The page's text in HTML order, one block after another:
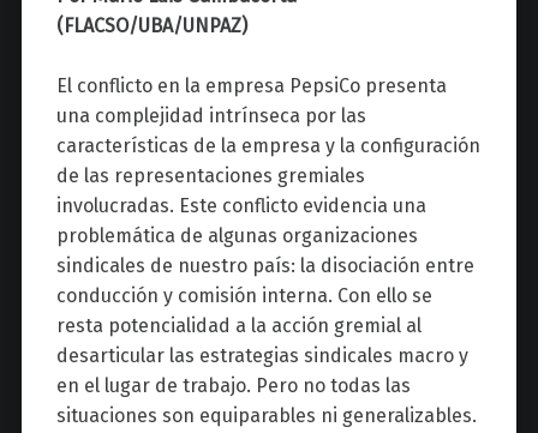
z
(FLACSO/UBA/UNPAZ)
El conflicto en la empresa PepsiCo presenta
una complejidad intrínseca por las
características de la empresa y la configuración
de las representaciones gremiales
involucradas. Este conflicto evidencia una
problemática de algunas organizaciones
sindicales de nuestro país: la disociación entre
conducción y comisión interna. Con ello se
resta potencialidad a la acción gremial al
desarticular las estrategias sindicales macro y
en el lugar de trabajo. Pero no todas las
situaciones son equiparables ni generalizables.